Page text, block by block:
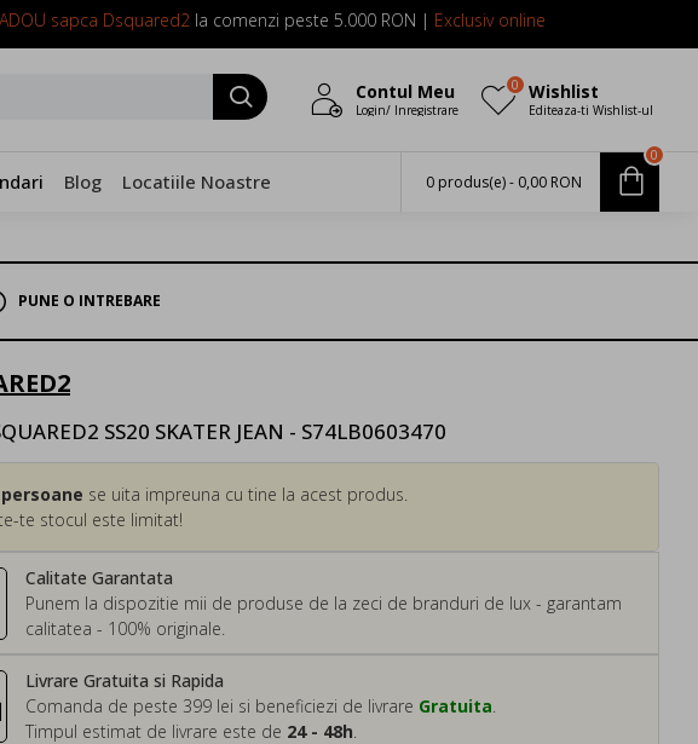
sapca Dsquared2la comenzi peste 5.000 RON | Exclusiv online
Contul Meu
Login/ Inregistrare
Wishlist
Editeaza-ti Wishlist-ul
0
Blog Locatiile Noastre 0 produs(e) - 0,00 RON
0
PUNE O INTREBARE
SS20 SKATER JEAN - S74LB0603470
Calitate Garantata
Punem la dispozitie mii de produse de la zeci de branduri de lux - garantam
calitatea - 100% originale.
persoane se uita impreuna cu tine la acest produs.
te stocul este limitat!
Livrare Gratuita si Rapida
Comanda de peste 399 lei si beneficiezi de livrare Gratuita.
Timpul estimat de livrare este de 24 - 48h.